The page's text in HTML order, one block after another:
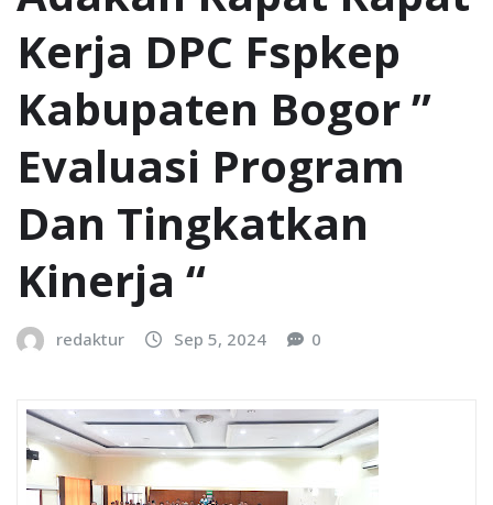
Kerja DPC Fspkep
Kabupaten Bogor ”
Evaluasi Program
Dan Tingkatkan
Kinerja “
redaktur Sep 5, 2024 0